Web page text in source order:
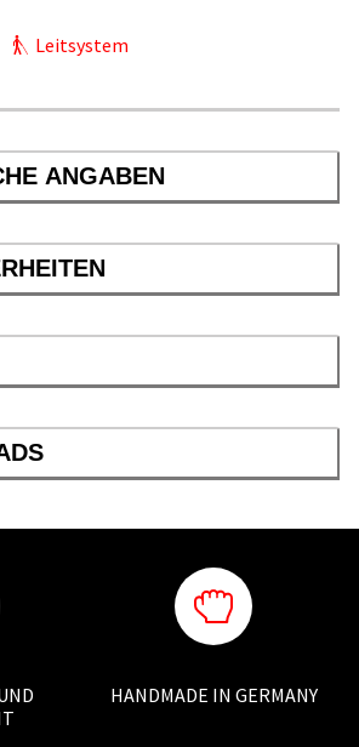
Leitsystem
ANGABEN
HANDMADE IN GERMANY